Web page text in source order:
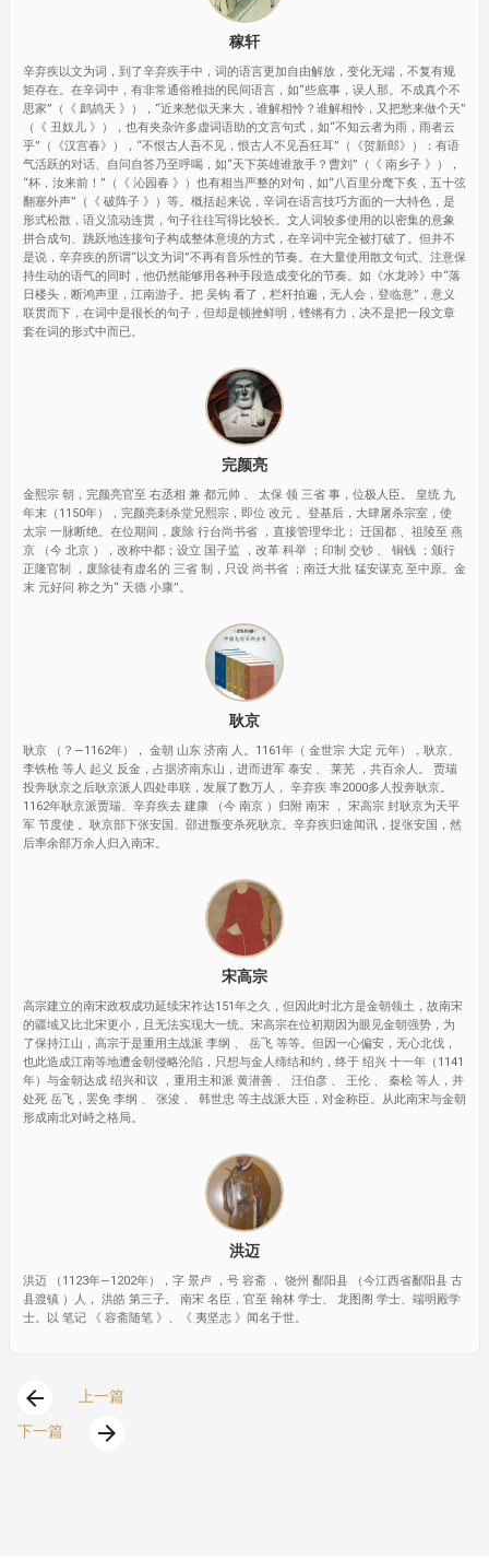
稼轩
辛弃疾以文为词，到了辛弃疾手中，词的语言更加自由解放，变化无端，不复有规
矩存在。在辛词中，有非常通俗稚拙的民间语言，如“些底事，误人那。不成真个不
思家”（《 鹧鸪天 》），“近来愁似天来大，谁解相怜？谁解相怜，又把愁来做个天”
（《 丑奴儿 》），也有夹杂许多虚词语助的文言句式，如“不知云者为雨，雨者云
乎”（《汉宫春》），“不恨古人吾不见，恨古人不见吾狂耳”（《贺新郎》）：有语
气活跃的对话、自问自答乃至呼喝，如“天下英雄谁敌手？曹刘”（《 南乡子 》），
“杯，汝来前！”（《 沁园春 》）也有相当严整的对句，如“八百里分麾下炙，五十弦
翻塞外声”（《 破阵子 》）等。概括起来说，辛词在语言技巧方面的一大特色，是
形式松散，语义流动连贯，句子往往写得比较长。文人词较多使用的以密集的意象
拼合成句、跳跃地连接句子构成整体意境的方式，在辛词中完全被打破了。但并不
是说，辛弃疾的所谓“以文为词”不再有音乐性的节奏。在大量使用散文句式、注意保
持生动的语气的同时，他仍然能够用各种手段造成变化的节奏。如《水龙吟》中“落
日楼头，断鸿声里，江南游子。把 吴钩 看了，栏杆拍遍，无人会，登临意”，意义
联贯而下，在词中是很长的句子，但却是顿挫鲜明，铿锵有力，决不是把一段文章
套在词的形式中而已。
完颜亮
金熙宗 朝，完颜亮官至 右丞相 兼 都元帅 、 太保 领 三省 事，位极人臣。 皇统 九
年末（1150年），完颜亮刺杀堂兄熙宗，即位 改元 。登基后，大肆屠杀宗室，使
太宗 一脉断绝。在位期间，废除 行台尚书省 ，直接管理华北； 迁国都 、祖陵至 燕
京 （今 北京 ），改称中都；设立 国子监 ，改革 科举 ；印制 交钞 、 铜钱 ；颁行
正隆官制 ，废除徒有虚名的 三省 制，只设 尚书省 ；南迁大批 猛安谋克 至中原。金
末 元好问 称之为“ 天德 小康”。
耿京
耿京 （？—1162年）， 金朝 山东 济南 人。1161年（ 金世宗 大定 元年），耿京、
李铁枪 等人 起义 反金，占据济南东山，进而进军 泰安 、 莱芜 ，共百余人。 贾瑞
投奔耿京之后耿京派人四处串联，发展了数万人， 辛弃疾 率2000多人投奔耿京。
1162年耿京派贾瑞、辛弃疾去 建康 （今 南京 ）归附 南宋 ， 宋高宗 封耿京为天平
军 节度使 。耿京部下张安国、邵进叛变杀死耿京。辛弃疾归途闻讯，捉张安国，然
后率余部万余人归入南宋。
宋高宗
高宗建立的南宋政权成功延续宋祚达151年之久，但因此时北方是金朝领土，故南宋
的疆域又比北宋更小，且无法实现大一统。宋高宗在位初期因为眼见金朝强势，为
了保持江山，高宗于是重用主战派 李纲 、 岳飞 等等。但因一心偏安，无心北伐，
也此造成江南等地遭金朝侵略沦陷，只想与金人缔结和约，终于 绍兴 十一年（1141
年）与金朝达成 绍兴和议 ，重用主和派 黄潜善 、 汪伯彦 、 王伦 、 秦桧 等人，并
处死 岳飞，罢免 李纲 、 张浚 、 韩世忠 等主战派大臣，对金称臣。从此南宋与金朝
形成南北对峙之格局。
洪迈
洪迈 （1123年—1202年），字 景卢 ，号 容斋 ， 饶州 鄱阳县 （今江西省鄱阳县 古
县渡镇 ）人， 洪皓 第三子。 南宋 名臣，官至 翰林 学士、 龙图阁 学士、端明殿学
士。以 笔记 《 容斋随笔 》、《 夷坚志 》闻名于世。
arrow_back
上一篇
下一篇
arrow_forward